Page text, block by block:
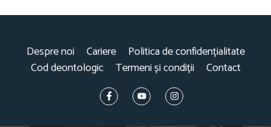
Despre noi Cariere
Politica de confidențialitate
Cod deontologic
Termeni și condiții Contact